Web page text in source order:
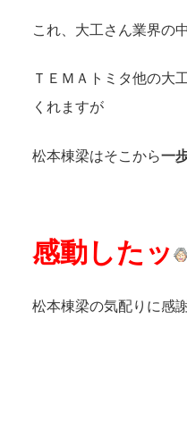
これ、大工さん業界の
ＴＥＭＡトミタ他の大
くれますが
松本棟梁はそこから一
感動したッ
松本棟梁の気配りに感